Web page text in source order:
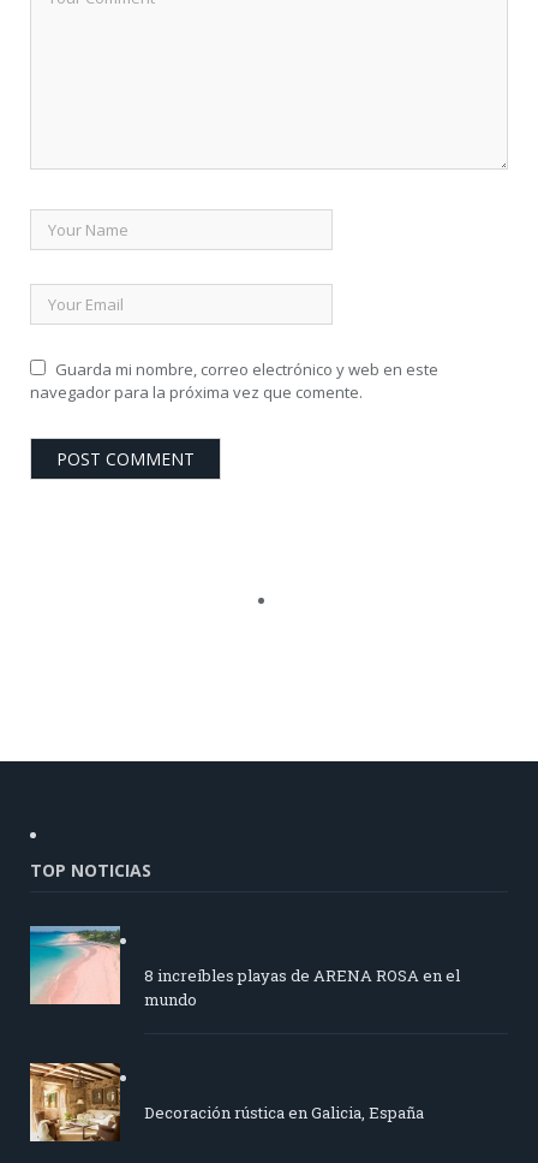
Guarda mi nombre, correo electrónico y web en este
navegador para la próxima vez que comente.
TOP NOTICIAS
8 increíbles playas de ARENA ROSA en el
mundo
Decoración rústica en Galicia, España